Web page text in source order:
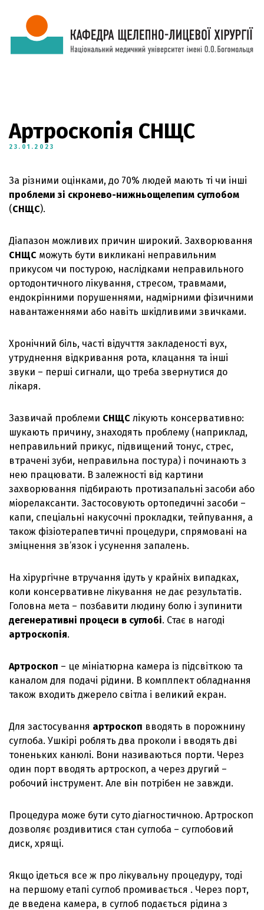
Артроскопія СНЩС
23.01.2023
За різними оцінками, до 70% людей мають ті чи інші
проблеми зі скронево-нижньощелепим суглобом
(СНЩС).
Діапазон можливих причин широкий. Захворювання
СНЩС можуть бути викликані неправильним
прикусом чи постурою, наслідками неправильного
ортодонтичного лікування, стресом, травмами,
ендокрінними порушеннями, надмірними фізичними
навантаженнями або навіть шкідливими звичками.
Хронічний біль, часті відучття закладеності вух,
утруднення відкривання рота, клацання та інші
звуки – перші сигнали, що треба звернутися до
лікаря.
Зазвичай проблеми СНЩС лікують консервативно:
шукають причину, знаходять проблему (наприклад,
неправильний прикус, підвищений тонус, стрес,
втрачені зуби, неправильна постура) і починають з
нею працювати. В залежності від картини
захворювання підбирають протизапальні засоби або
міорелаксанти. Застосовують ортопедичні засоби –
капи, спеціальні накусочні прокладки, тейпування, а
також фізіотерапевтичні процедури, спрямовані на
зміцнення зв’язок і усунення запалень.
На хірургічне втручання ідуть у крайніх випадках,
коли консервативне лікування не дає результатів.
Головна мета – позбавити людину болю і зупинити
дегенеративні процеси в суглобі. Стає в нагоді
артроскопія.
Артроскоп – це мініатюрна камера із підсвіткою та
каналом для подачі рідини. В комплпект обладнання
також входить джерело світла і великий екран.
Для застосування артроскоп вводять в порожнину
суглоба. Ушкірі роблять два проколи і вводять дві
тоненьких канюлі. Вони називаються порти. Через
один порт вводять артроскоп, а через другий –
робочий інструмент. Але він потрібен не завжди.
Процедура може бути суто діагностичною. Артроскоп
дозволяє роздивитися стан суглоба – суглобовий
диск, хрящі.
Якщо ідеться все ж про лікувальну процедуру, тоді
на першому етапі суглоб промивається . Через порт,
де введена камера, в суглоб подається рідина з